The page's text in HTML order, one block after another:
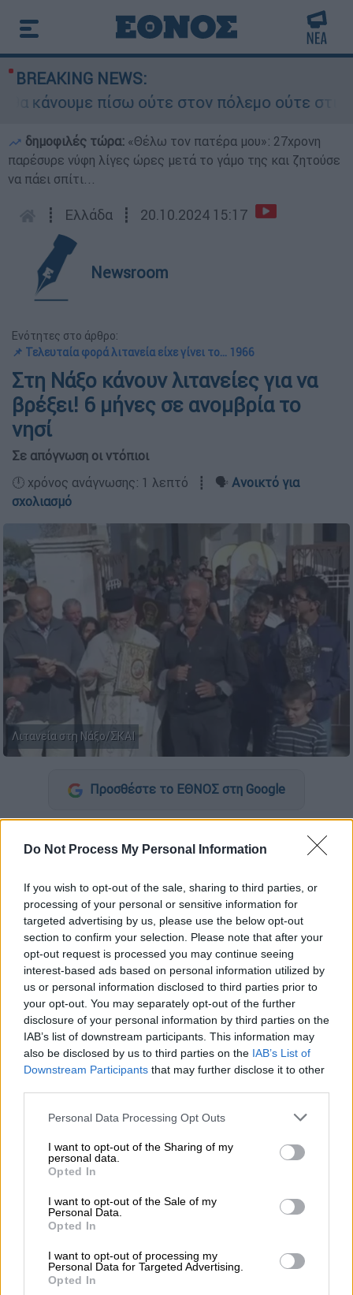
Do Not Process My Personal Information
If you wish to opt-out of the sale, sharing to third parties, or
processing of your personal or sensitive information for
targeted advertising by us, please use the below opt-out
section to confirm your selection. Please note that after your
opt-out request is processed you may continue seeing
interest-based ads based on personal information utilized by
us or personal information disclosed to third parties prior to
your opt-out. You may separately opt-out of the further
disclosure of your personal information by third parties on the
IAB’s list of downstream participants. This information may
also be disclosed by us to third parties on the IAB’s List of
Downstream Participants that may further disclose it to other
Please note that this website/app uses one or more Google
not limited to your visit or usage behaviour. You may click to
grant or deny consent to Google and its third-party tags to
use your data for below specified purposes in below Google
consent section.
Personal Data Processing Opt Outs
I want to opt-out of the Sharing of my
personal data.
Opted In
I want to opt-out of the Sale of my
Personal Data.
Opted In
I want to opt-out of processing my
Personal Data for Targeted Advertising.
Opted In
BREAKING NEWS:
πίσω ούτε στον πόλεμο ούτε στις
δημοφιλές τώρα: «Θέλω τον πατέρα μου»: 27χρονη
παρέσυρε νύφη λίγες ώρες μετά το γάμο της και ζητούσε
να πάει σπίτι...
┋ Ελλάδα ┋ 20.10.2024 15:17
Newsroom
Ενότητες στο άρθρο:
📌 Τελευταία φορά λιτανεία είχε γίνει το... 1966
Στη Νάξο κάνουν λιτανείες για να
βρέξει! 6 μήνες σε ανομβρία το
νησί
Σε απόγνωση οι ντόπιοι
🕛 χρόνος ανάγνωσης: 1 λεπτό ┋ 🗣️ Ανοικτό για
σχολιασμό
Λιτανεία στη Νάξο/ΣΚΑΙ
Προσθέστε το ΕΘΝΟΣ στη Google
εκτυλίχθηκαν στη
Νάξο, που υποφέρει από τη λειψυδρία εδώ
από τον περασμένο Απρίλιο.
ΔΙΑΒΑΣΤΕ ΕΠΙΣΗΣ
Ελλάδα|20.10.2024 12:20
Θρίλερ στη Χαλκιδική: Βρέθηκαν
οστά σε χωράφι - Εικάζεται πως
ανήκουν σε 41χρονο που
εξαφανίστηκε πριν από 2 χρόνια
το... 1966
λιτανείεςγια να βρέξει κάνουν οι κάτοικοι,
καθώς οι αγρότες και παραγωγοί
αντιμετωπίζουν τεράστιο πρόβλημα και οι
καλλιέργειες απειλούνται από την ξηρασία.